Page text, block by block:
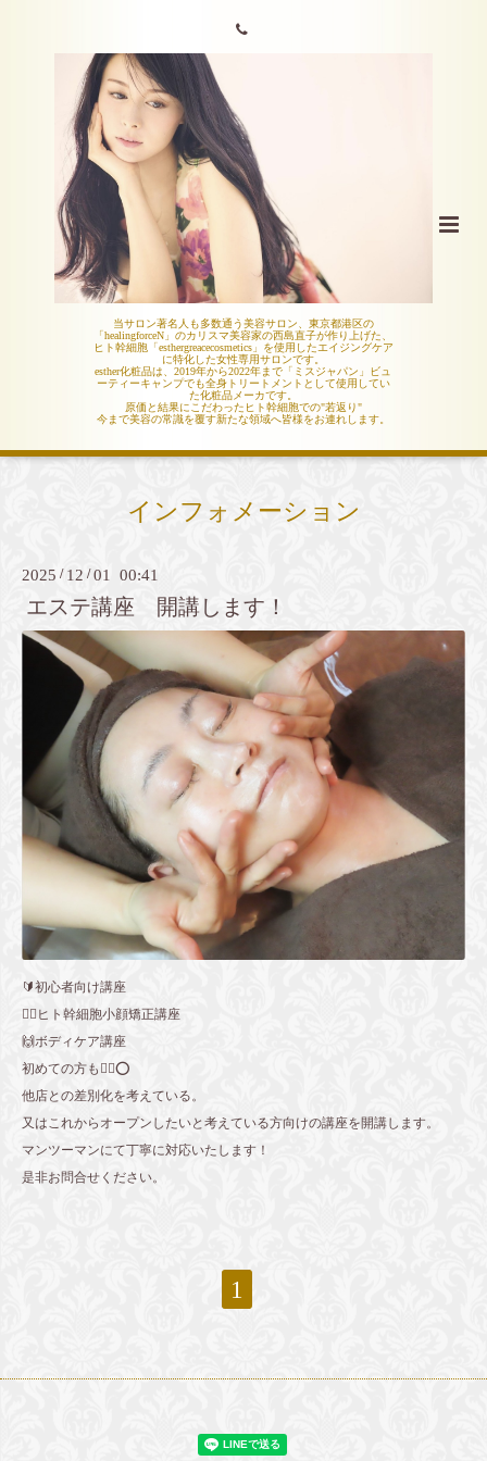
当サロン著名人も多数通う美容サロン、東京都港区の
「healingforceN」のカリスマ美容家の西島直子が作り上げた、
ヒト幹細胞「esthergreacecosmetics」を使用したエイジングケア
に特化した女性専用サロンです。
esther化粧品は、2019年から2022年まで「ミスジャパン」ビュ
ーティーキャンプでも全身トリートメントとして使用してい
た化粧品メーカです。
原価と結果にこだわったヒト幹細胞での"若返り"
今まで美容の常識を覆す新たな領域へ皆様をお連れします。
インフォメーション
2025 / 12 /01 00:41
エステ講座 開講します！
🔰初心者向け講座
💆‍♀️ヒト幹細胞小顔矯正講座
🙌ボディケア講座
初めての方も🙆‍♀️⭕️
他店との差別化を考えている。
又はこれからオープンしたいと考えている方向けの講座を開講します。
マンツーマンにて丁寧に対応いたします！
是非お問合せください。
1